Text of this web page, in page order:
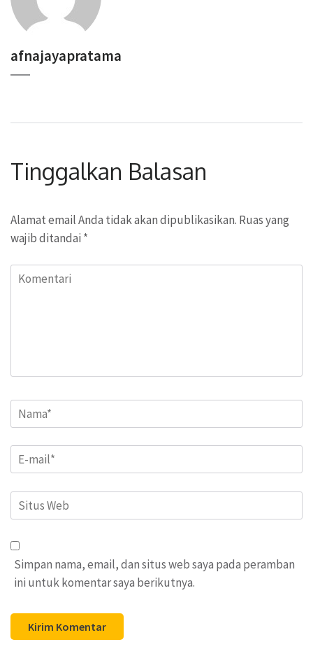
afnajayapratama
Tinggalkan Balasan
Alamat email Anda tidak akan dipublikasikan. Ruas yang
wajib ditandai *
Komentari
Name*
Email*
Situs
Web
Simpan nama, email, dan situs web saya pada peramban
ini untuk komentar saya berikutnya.